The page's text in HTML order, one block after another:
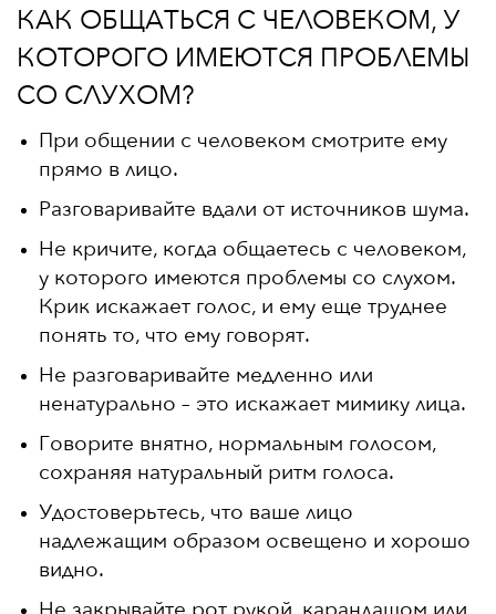
КАК ОБЩАТЬСЯ С ЧЕЛОВЕКОМ, У
КОТОРОГО ИМЕЮТСЯ ПРОБЛЕМЫ
СО СЛУХОМ?
При общении с человеком смотрите ему
прямо в лицо.
Разговаривайте вдали от источников шума.
Не кричите, когда общаетесь с человеком,
у которого имеются проблемы со слухом.
Крик искажает голос, и ему еще труднее
понять то, что ему говорят.
Не разговаривайте медленно или
ненатурально – это искажает мимику лица.
Говорите внятно, нормальным голосом,
сохраняя натуральный ритм голоса.
Удостоверьтесь, что ваше лицо
надлежащим образом освещено и хорошо
видно.